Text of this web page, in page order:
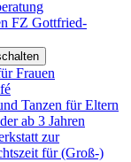
FZ Gottfried-
Frauen
Tanzen für Eltern
ab 3 Jahren
zur
für (Groß-)